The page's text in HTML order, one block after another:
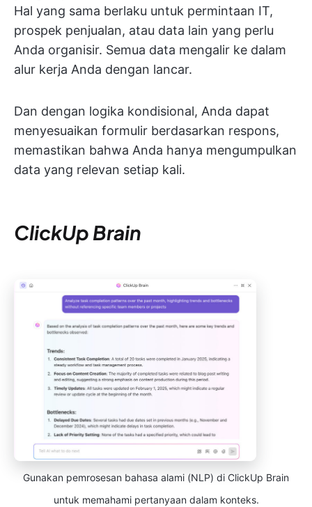
Hal yang sama berlaku untuk permintaan IT,
prospek penjualan, atau data lain yang perlu
Anda organisir. Semua data mengalir ke dalam
alur kerja Anda dengan lancar.
Dan dengan logika kondisional, Anda dapat
menyesuaikan formulir berdasarkan respons,
memastikan bahwa Anda hanya mengumpulkan
data yang relevan setiap kali.
ClickUp Brain
Gunakan pemrosesan bahasa alami (NLP) di ClickUp Brain
untuk memahami pertanyaan dalam konteks.